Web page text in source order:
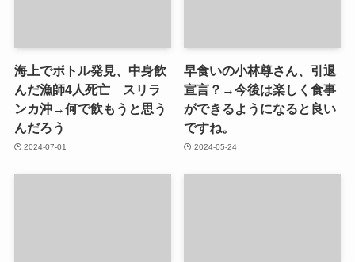
海上でボトル発見、中身飲
んだ漁師4人死亡 スリラ
ンカ沖→何で飲もうと思う
んだろう
2024-07-01
早食いの小林尊さん、引退
宣言？→今後は楽しく食事
ができるようになると良い
ですね。
2024-05-24